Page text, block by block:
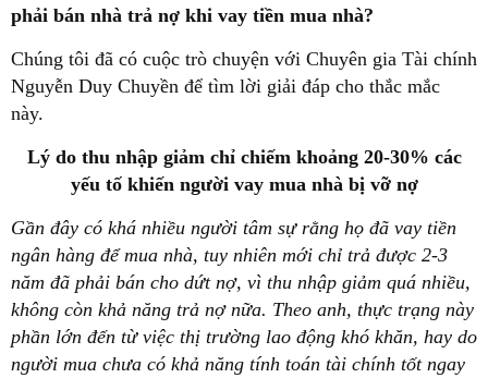
phải bán nhà trả nợ khi vay tiền mua nhà?
Chúng tôi đã có cuộc trò chuyện với Chuyên gia Tài chính
Nguyễn Duy Chuyền để tìm lời giải đáp cho thắc mắc
này.
Lý do thu nhập giảm chỉ chiếm khoảng 20-30% các
yếu tố khiến người vay mua nhà bị vỡ nợ
Gần đây có khá nhiều người tâm sự rằng họ đã vay tiền
ngân hàng để mua nhà, tuy nhiên mới chỉ trả được 2-3
năm đã phải bán cho dứt nợ, vì thu nhập giảm quá nhiều,
không còn khả năng trả nợ nữa. Theo anh, thực trạng này
phần lớn đến từ việc thị trường lao động khó khăn, hay do
người mua chưa có khả năng tính toán tài chính tốt ngay